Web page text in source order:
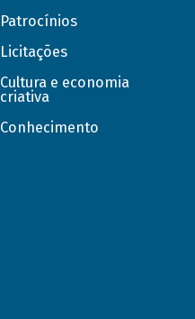
Patrocínios
Licitações
Cultura e economia
criativa
Conhecimento